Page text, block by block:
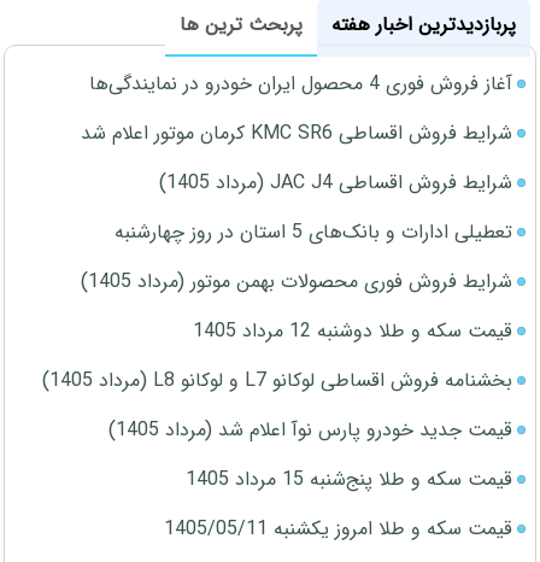
پربازدیدترین اخبار هفته
پربحث ترین ها
آغاز فروش فوری 4 محصول ایران خودرو در نمایندگی‌ها
شرایط فروش اقساطی KMC SR6 کرمان موتور اعلام شد
شرایط فروش اقساطی JAC J4 (مرداد 1405)
تعطیلی ادارات و بانک‌های 5 استان در روز چهارشنبه
شرایط فروش فوری محصولات بهمن موتور (مرداد 1405)
قیمت سکه و طلا دوشنبه 12 مرداد 1405
بخشنامه فروش اقساطی لوکانو L7 و لوکانو L8 (مرداد 1405)
قیمت جدید خودرو پارس نوآ اعلام شد (مرداد 1405)
قیمت سکه و طلا پنج‌شنبه 15 مرداد 1405
قیمت سکه و طلا امروز یکشنبه 1405/05/11